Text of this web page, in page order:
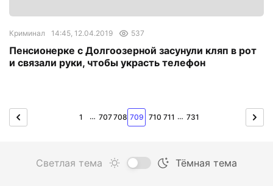
Криминал 14:45, 12.04.2019 537
Пенсионерке с Долгоозерной засунули кляп в рот
и связали руки, чтобы украсть телефон
1 … 707708 709 710 711 … 731